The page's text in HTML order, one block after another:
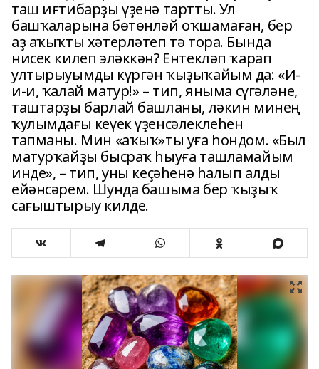
таш иғтибарҙы үҙенә тартты. Ул
башҡаларына бөтөнләй оҡшамаған, бер
аҙ аҡыҡты хәтерләтеп тә тора. Бында
нисек килеп эләккән? Ентекләп ҡарап
ултырыуымды күргән ҡыҙыҡайым да: «И-
и-и, ҡалай матур!» – тип, яныма сүгәләне,
таштарҙы барлай башланы, ләкин минең
ҡулымдағы кеүек үҙенсәлеклеһен
тапманы. Мин «аҡыҡ»ты уға һондом. «Был
матурҡайҙы бысраҡ һыуға ташламайым
инде», – тип, уны кеҫәһенә һалып алды
ейәнсәрем. Шунда башыма бер ҡыҙыҡ
сағыштырыу килде.